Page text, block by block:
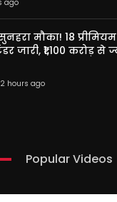
ago
मौका! 18
जारी, ₹1,100 करोड़ से
2 hours ago
Popular Videos